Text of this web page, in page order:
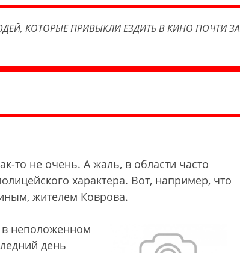
КОТОРЫЕ ПРИВЫКЛИ ЕЗДИТЬ В КИНО ПОЧТИ ЗА
то не очень. А жаль, в области часто
характера. Вот, например, что
жителем Коврова.
в неположенном
день